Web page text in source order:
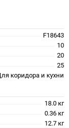
F18643
10
20
25
коридора и кухни
18.0 кг
0.36 кг
12.7 кг